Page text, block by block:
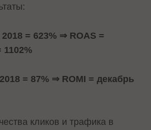
= 623% ⇒ ROAS =
1102%
= 87% ⇒ ROMI = декабрь
кликов и трафика в